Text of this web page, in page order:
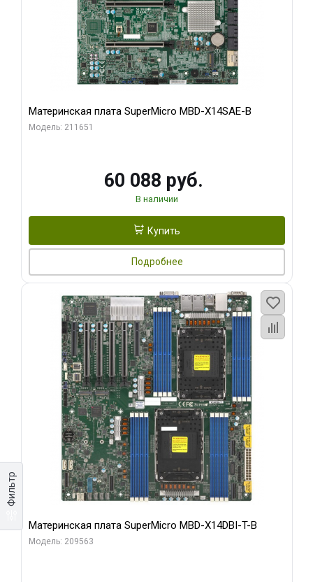
Фильтр
Материнская плата SuperMicro MBD-X14SAE-B
Модель: 211651
60 088 руб.
В наличии
Купить
Подробнее
Материнская плата SuperMicro MBD-X14DBI-T-B
Модель: 209563